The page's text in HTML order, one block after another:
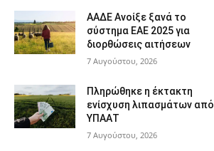
ΑΑΔΕ Ανοίξε ξανά το
σύστημα ΕΑΕ 2025 για
διορθώσεις αιτήσεων
7 Αυγούστου, 2026
Πληρώθηκε η έκτακτη
ενίσχυση λιπασμάτων από
ΥΠΑΑΤ
7 Αυγούστου, 2026